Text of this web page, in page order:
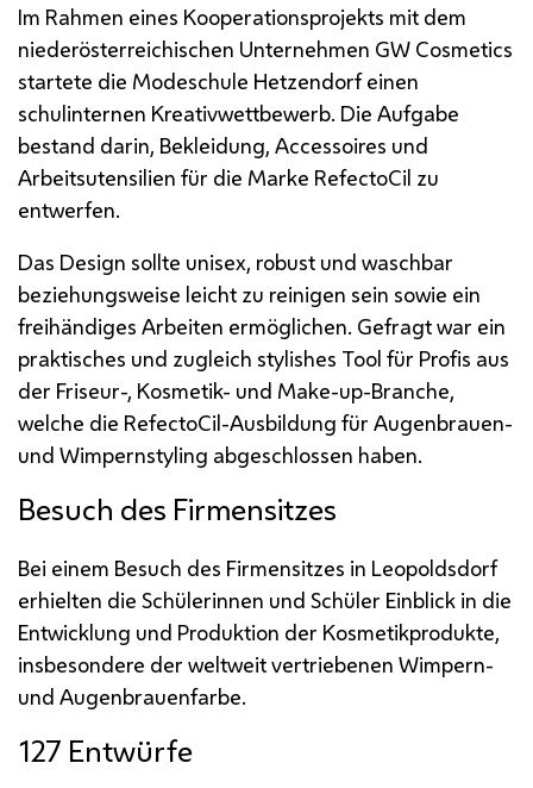
Im Rahmen eines Kooperationsprojekts mit dem
niederösterreichischen Unternehmen GW Cosmetics
startete die Modeschule Hetzendorf einen
schulinternen Kreativwettbewerb. Die Aufgabe
bestand darin, Bekleidung, Accessoires und
Arbeitsutensilien für die Marke RefectoCil zu
entwerfen.
Das Design sollte unisex, robust und waschbar
beziehungsweise leicht zu reinigen sein sowie ein
freihändiges Arbeiten ermöglichen. Gefragt war ein
praktisches und zugleich stylishes Tool für Profis aus
der Friseur-, Kosmetik- und Make-up-Branche,
welche die RefectoCil-Ausbildung für Augenbrauen-
und Wimpernstyling abgeschlossen haben.
Besuch des Firmensitzes
Bei einem Besuch des Firmensitzes in Leopoldsdorf
erhielten die Schülerinnen und Schüler Einblick in die
Entwicklung und Produktion der Kosmetikprodukte,
insbesondere der weltweit vertriebenen Wimpern-
und Augenbrauenfarbe.
127 Entwürfe